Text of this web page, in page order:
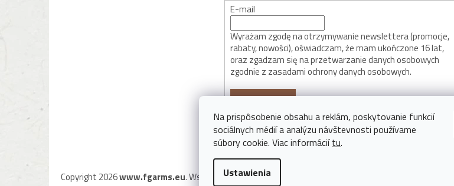
Na prispôsobenie obsahu a reklám, poskytovanie funkcií
sociálnych médií a analýzu návštevnosti používame
súbory cookie. Viac informáciítu.
Ustawienia
E-mail
Wyrażam zgodę na otrzymywanie newslettera (promocje,
rabaty, nowości), oświadczam, że mam ukończone 16 lat,
oraz zgadzam się na przetwarzanie danych osobowych
zgodnie z zasadami ochrony danych osobowych.
ZALOGUJ SIĘ
Copyright 2026www.fgarms.eu. Wszystkie prawa zastrzeżone.